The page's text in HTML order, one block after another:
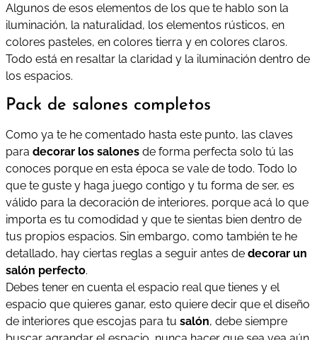
Algunos de esos elementos de los que te hablo son la
iluminación, la naturalidad, los elementos rústicos, en
colores pasteles, en colores tierra y en colores claros.
Todo está en resaltar la claridad y la iluminación dentro de
los espacios.
Pack de salones completos
Como ya te he comentado hasta este punto, las claves
para decorar los salones de forma perfecta solo tú las
conoces porque en esta época se vale de todo. Todo lo
que te guste y haga juego contigo y tu forma de ser, es
válido para la decoración de interiores, porque acá lo que
importa es tu comodidad y que te sientas bien dentro de
tus propios espacios. Sin embargo, como también te he
detallado, hay ciertas reglas a seguir antes de decorar un
salón perfecto.
Debes tener en cuenta el espacio real que tienes y el
espacio que quieres ganar, esto quiere decir que el diseño
de interiores que escojas para tu salón, debe siempre